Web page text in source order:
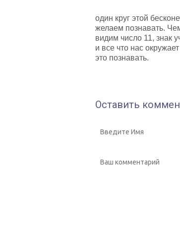
один круг этой
желаем познавать.
видим число 11, знак
и все что нас
это познавать.
Оставить